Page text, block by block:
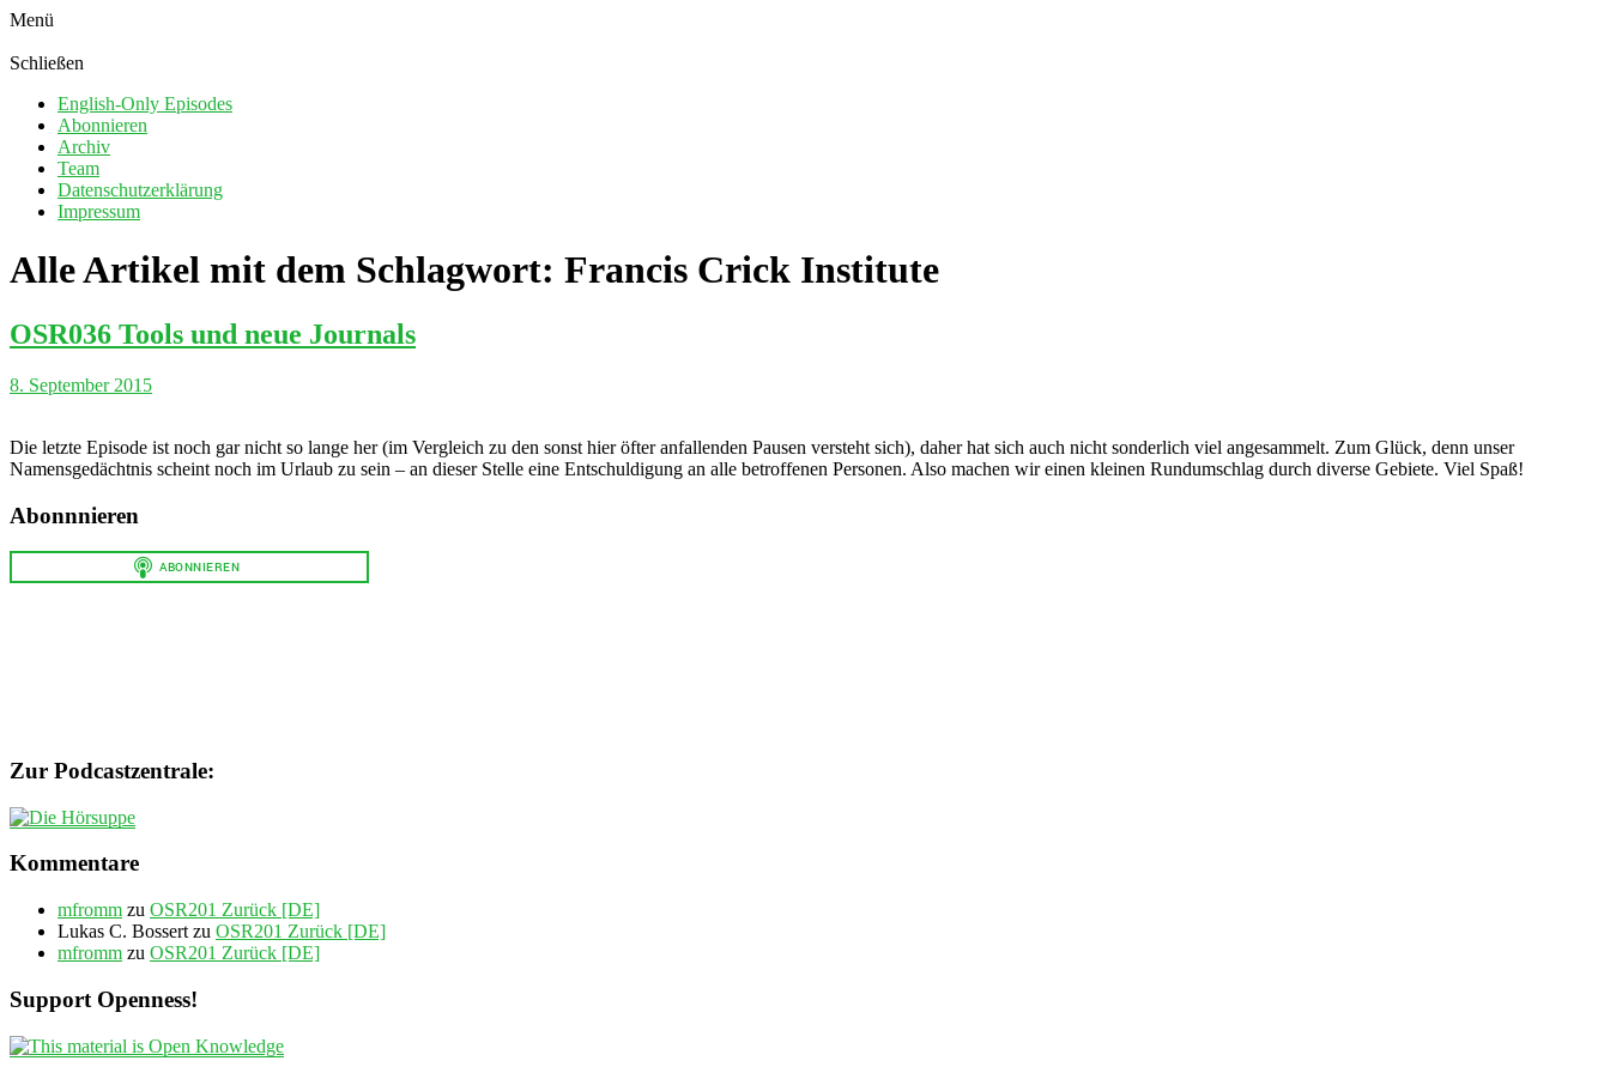
Menü
Schließen
English-Only Episodes
Abonnieren
Archiv
Team
Datenschutzerklärung
Impressum
Alle Artikel mit dem Schlagwort: Francis Crick Institute
OSR036 Tools und neue Journals
8. September 2015
Die letzte Episode ist noch gar nicht so lange her (im Vergleich zu den sonst hier öfter anfallenden Pausen versteht sich), daher hat sich auch nicht sonderlich viel angesammelt. Zum Glück, denn unser
Namensgedächtnis scheint noch im Urlaub zu sein – an dieser Stelle eine Entschuldigung an alle betroffenen Personen. Also machen wir einen kleinen Rundumschlag durch diverse Gebiete. Viel Spaß!
Abonnnieren
Zur Podcastzentrale:
Kommentare
mfromm zu OSR201 Zurück [DE]
Lukas C. Bossert zu OSR201 Zurück [DE]
mfromm zu OSR201 Zurück [DE]
Support Openness!